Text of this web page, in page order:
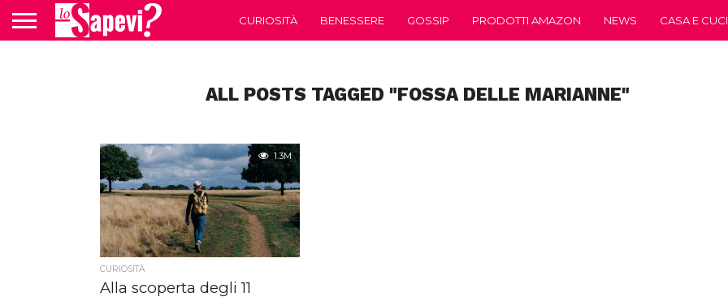
CURIOSITÀ BENESSERE GOSSIP PRODOTTI AMAZON NEWS CASA E
ALL POSTS TAGGED "FOSSA DELLE MARIANNE"
1.3M
CURIOSITÀ
Alla scoperta degli 11